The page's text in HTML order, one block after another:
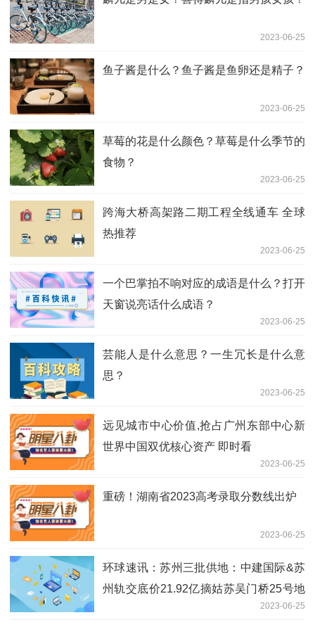
2023-06-25
鱼子酱是什么？鱼子酱是鱼卵还是精子？
2023-06-25
草莓的花是什么颜色？草莓是什么季节的
食物？
2023-06-25
跨海大桥高架路二期工程全线通车 全球
热推荐
2023-06-25
一个巴掌拍不响对应的成语是什么？打开
天窗说亮话什么成语？
2023-06-25
芸能人是什么意思？一生冗长是什么意
思？
2023-06-25
远见城市中心价值,抢占广州东部中心新
世界中国双优核心资产 即时看
2023-06-25
重磅！湖南省2023高考录取分数线出炉
2023-06-25
环球速讯：苏州三批供地：中建国际&苏
州轨交底价21.92亿摘姑苏吴门桥25号地
2023-06-25